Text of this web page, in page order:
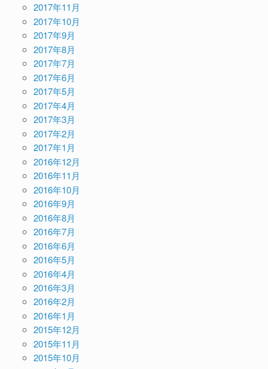
2017年11月
2017年10月
2017年9月
2017年8月
2017年7月
2017年6月
2017年5月
2017年4月
2017年3月
2017年2月
2017年1月
2016年12月
2016年11月
2016年10月
2016年9月
2016年8月
2016年7月
2016年6月
2016年5月
2016年4月
2016年3月
2016年2月
2016年1月
2015年12月
2015年11月
2015年10月